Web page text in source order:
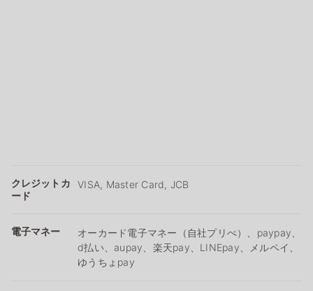
クレジットカ
ード
VISA, Master Card, JCB
電子マネー
オーカード電子マネー（自社プリぺ）、paypay、
d払い、aupay、楽天pay、LINEpay、メルペイ、
ゆうちょpay